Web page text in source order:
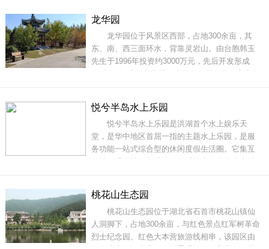
群。如今香火炽盛，声名远播，每年前来观光朝
拜的游人都在30万人以上。祖师庙，金碧绚灿，
山门高耸，经阁巍峨。后殿
龙华园
龙华园位于风景区西部，占地300余亩，其
东、南、西三面环水，背靠灵岩山。由台胞韩玉
先生于1996年投资约3000万元，先后开发形成
于井旁，大喊几声“珍珠姑娘”，井底会冒出无数珍
珠般的气泡，让人百思不得其解；登上“小西
悦兮半岛水上乐园
悦兮半岛水上乐园是洪湖首个水上娱乐天
堂，是华中地区首屈一指的主题水上乐园，是服
务功能一站式综合型的休闲度假生活圈。它集互
包括全球双造浪滩之王----疯狂海啸、激情冲浪
区、深海漩涡体验项目----超级大喇叭、冲
桃花山生态园
桃花山生态园位于湖北省石首市桃花山镇仙
人洞脚下，占地300余亩，与红色景点红军树革命
烈士纪念园、红色大本营旅游线相串，该园区由